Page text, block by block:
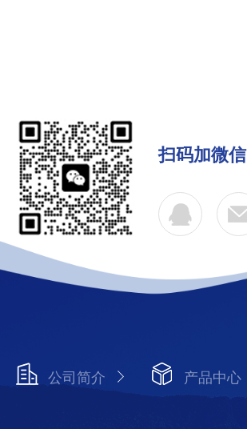
扫码加微信
公司简介 产品中心